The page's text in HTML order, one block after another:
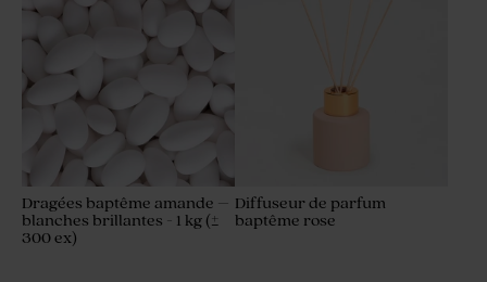
Dragées baptême amande –
blanches brillantes - 1 kg (±
300 ex)
Diffuseur de parfum
baptême rose